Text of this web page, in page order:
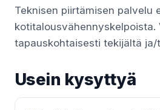
Teknisen piirtämisen palvelu
kotitalousvähennyskelpoista.
tapauskohtaisesti tekijältä
Usein kysyttyä